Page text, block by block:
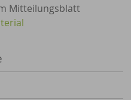
Mitteilungsblatt